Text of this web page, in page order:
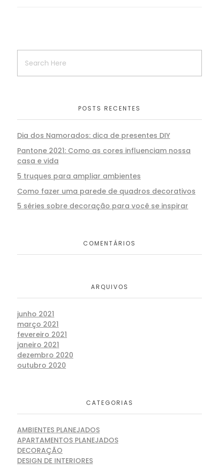
POSTS RECENTES
Dia dos Namorados: dica de presentes DIY
Pantone 2021: Como as cores influenciam nossa
casa e vida
5 truques para ampliar ambientes
Como fazer uma parede de quadros decorativos
5 séries sobre decoração para você se inspirar
COMENTÁRIOS
ARQUIVOS
junho 2021
março 2021
fevereiro 2021
janeiro 2021
dezembro 2020
outubro 2020
CATEGORIAS
AMBIENTES PLANEJADOS
APARTAMENTOS PLANEJADOS
DECORAÇÃO
DESIGN DE INTERIORES